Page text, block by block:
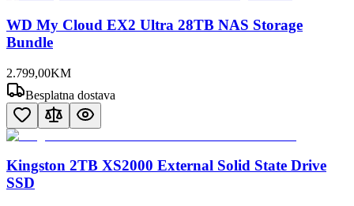
WD My Cloud EX2 Ultra 28TB NAS Storage
Bundle
2.799,00KM
Besplatna dostava
Kingston 2TB XS2000 External Solid State Drive
SSD